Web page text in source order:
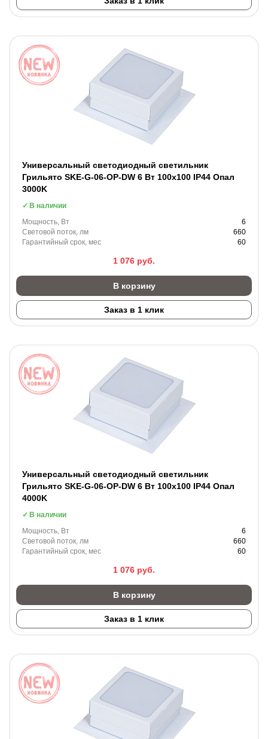
Универсальный светодиодный светильник
Грильято SKE-G-06-OP-DW 6 Вт 100x100 IP44 Опал
3000K
В наличии
Мощность, Вт
6
Световой поток, лм
660
Гарантийный срок, мес
60
1 076 руб.
В корзину
Заказ в 1 клик
Универсальный светодиодный светильник
Грильято SKE-G-06-OP-DW 6 Вт 100x100 IP44 Опал
4000K
В наличии
Мощность, Вт
6
Световой поток, лм
660
Гарантийный срок, мес
60
1 076 руб.
В корзину
Заказ в 1 клик